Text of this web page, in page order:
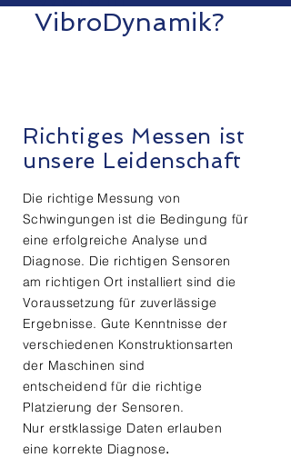
VibroDynamik?
Richtiges Messen ist
unsere Leidenschaft
Die richtige Messung von
Schwingungen ist die Bedingung für
eine erfolgreiche Analyse und
Diagnose. Die richtigen Sensoren
am richtigen Ort installiert sind die
Voraussetzung für zuverlässige
Ergebnisse. Gute Kenntnisse der
verschiedenen Konstruktionsarten
der Maschinen sind
entscheidend für die richtige
Platzierung der Sensoren.
Nur erstklassige Daten erlauben
eine korrekte Diagnose.